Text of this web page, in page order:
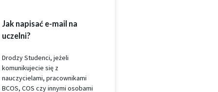
Jak napisać e-mail na
uczelni?
Drodzy Studenci, jeżeli
komunikujecie się z
nauczycielami, pracownikami
BCOS, COS czy innymi osobami